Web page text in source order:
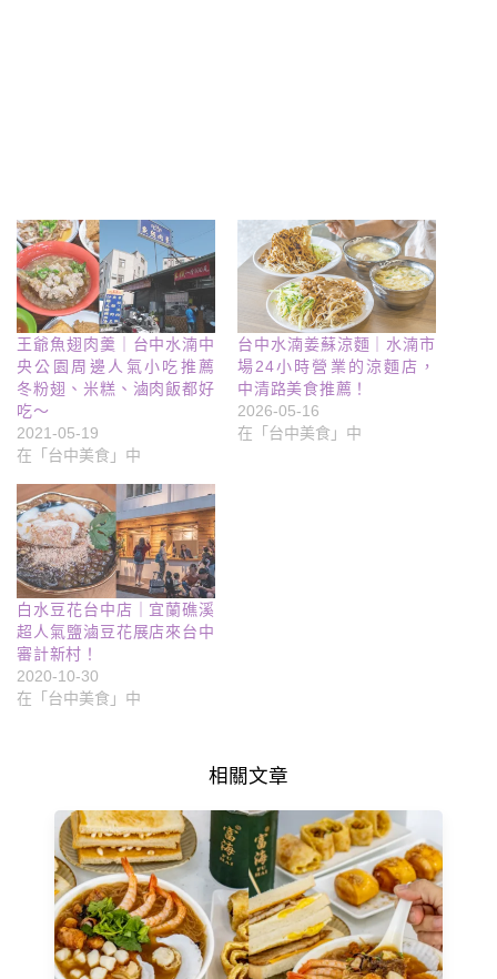
王爺魚翅肉羹｜台中水湳中
央公園周邊人氣小吃推薦
冬粉翅、米糕、滷肉飯都好
吃～
2021-05-19
在「台中美食」中
台中水湳姜蘇涼麵｜水湳市
場24小時營業的涼麵店，
中清路美食推薦！
2026-05-16
在「台中美食」中
白水豆花台中店｜宜蘭礁溪
超人氣鹽滷豆花展店來台中
審計新村！
2020-10-30
在「台中美食」中
相關文章